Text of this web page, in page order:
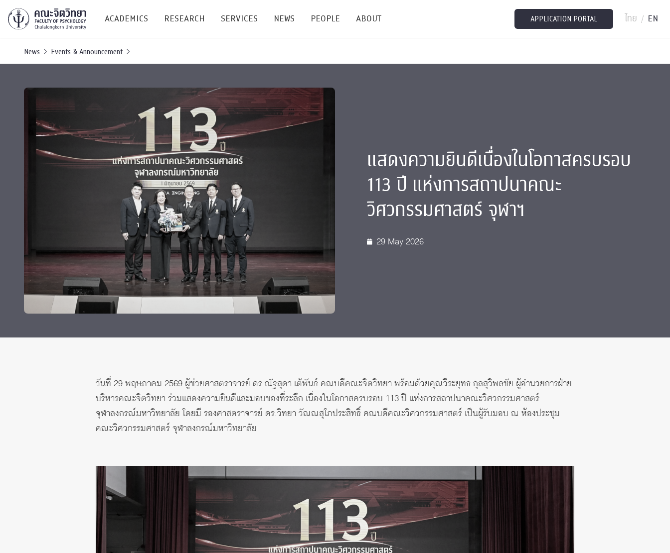
ACADEMICS
Undergraduate
Bachelor of Science
(B.Sc.)
Graduate
Master's and PhD
Current Students
RESEARCH
Resources & Facilities
Research Publications
Conference
International Conference & Symposium
TICP 2023
SSBW Activities
Grants and Awards
SERVICES
Academic Service
PSY Stats Clinic
Wellness Center
Psychological Center for Effective Organization
Life Di
CU Radio
NEWS
Events & Announcement
Lectures & Talks
PEOPLE
Staffs
ABOUT
Annual Reports
Contact Us
Intranet
APPLICATION PORTAL ไทย / EN
News Events & Announcement
แสดงความยินดีเนื่องในโอกาสครบรอบ
113 ปี แห่งการสถาปนาคณะ
วิศวกรรมศาสตร์ จุฬาฯ
29 May 2026
วันที่ 29 พฤษภาคม 2569 ผู้ช่วยศาสตราจารย์ ดร.ณัฐสุดา เต้พันธ์ คณบดีคณะจิตวิทยา พร้อมด้วยคุณวีระยุทธ กุลสุวิพลชัย ผู้อำนวยการฝ่าย
บริหารคณะจิตวิทยา ร่วมแสดงความยินดีและมอบของที่ระลึก เนื่องในโอกาสครบรอบ 113 ปี แห่งการสถาปนาคณะวิศวกรรมศาสตร์
จุฬาลงกรณ์มหาวิทยาลัย โดยมี รองศาสตราจารย์ ดร.วิทยา วัณณสุโภประสิทธิ์ คณบดีคณะวิศวกรรมศาสตร์ เป็นผู้รับมอบ ณ ห้องประชุม
คณะวิศวกรรมศาสตร์ จุฬาลงกรณ์มหาวิทยาลัย